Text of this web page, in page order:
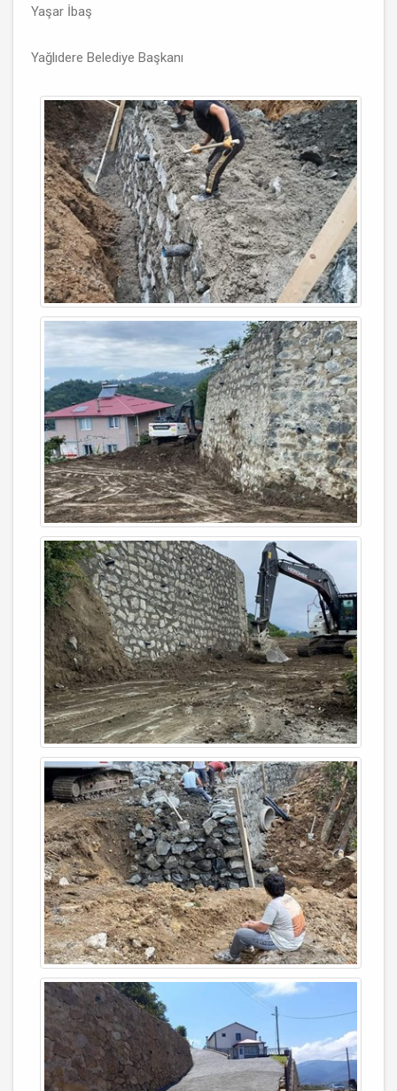
Yaşar İbaş
Yağlıdere Belediye Başkanı